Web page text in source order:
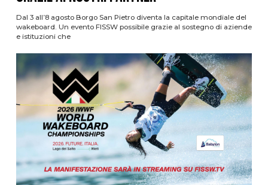
Dal 3 all’8 agosto Borgo San Pietro diventa la capitale mondiale del
wakeboard. Un evento FISSW possibile grazie al sostegno di aziende
e istituzioni che